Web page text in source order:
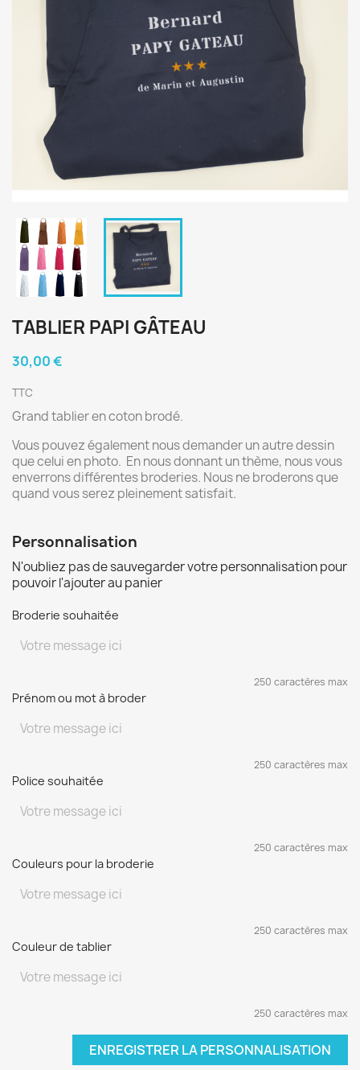
TABLIER PAPI GÂTEAU
30,00 €
TTC
Grand tablier en coton brodé.
Vous pouvez également nous demander un autre dessin
que celui en photo. En nous donnant un thème, nous vous
enverrons différentes broderies. Nous ne broderons que
quand vous serez pleinement satisfait.
Personnalisation
N'oubliez pas de sauvegarder votre personnalisation pour
pouvoir l'ajouter au panier
Broderie souhaitée
250 caractères max
Prénom ou mot à broder
250 caractères max
Police souhaitée
250 caractères max
Couleurs pour la broderie
250 caractères max
Couleur de tablier
250 caractères max
ENREGISTRER LA PERSONNALISATION